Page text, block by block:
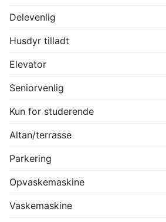
Delevenlig
Husdyr tilladt
Elevator
Seniorvenlig
Kun for studerende
Altan/terrasse
Parkering
Opvaskemaskine
Vaskemaskine